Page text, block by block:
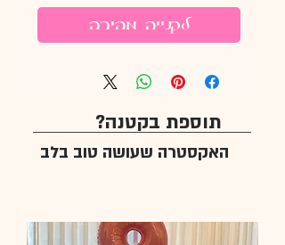
לקנייה מהירה
תוספת בקטנה?
האקסטרה שעושה טוב בלב